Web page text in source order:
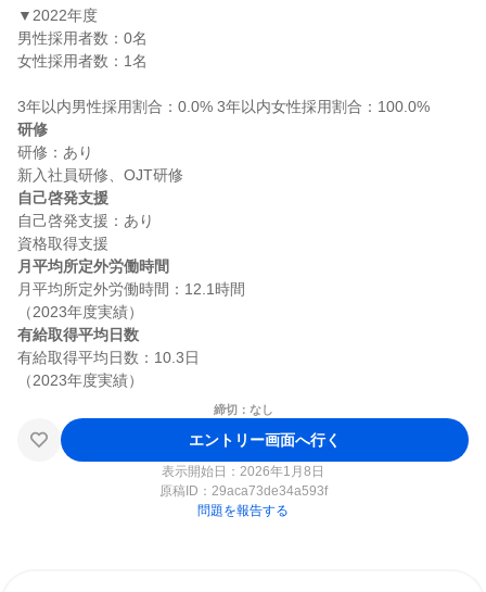
▼2022年度
男性採用者数：0名
女性採用者数：1名
研修
研修：あり
自己啓発支援
自己啓発支援：あり
月平均所定外労働時間
月平均所定外労働時間：12.1時間
有給取得平均日数
有給取得平均日数：10.3日
締切：なし
エントリー画面へ行く
表示開始日：2026年1月8日
原稿ID： 29aca73de34a593f
問題を報告する